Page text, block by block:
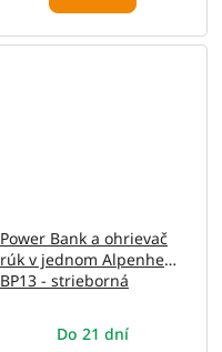
Power Bank a ohrievač
rúk v jednom Alpenheat
BP13 - strieborná
Do 21 dní